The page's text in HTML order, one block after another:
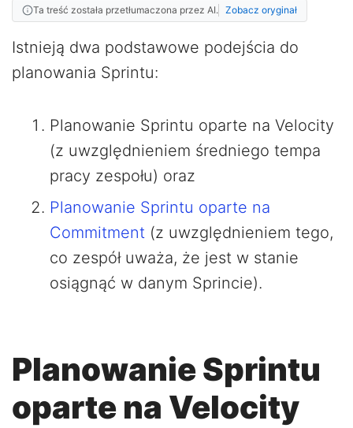
Ta treść została przetłumaczona przez AI. Zobacz oryginał
Istnieją dwa podstawowe podejścia do
planowania Sprintu:
Planowanie Sprintu oparte na Velocity
(z uwzględnieniem średniego tempa
pracy zespołu) oraz
Planowanie Sprintu oparte na
Commitment (z uwzględnieniem tego,
co zespół uważa, że jest w stanie
osiągnąć w danym Sprincie).
Planowanie Sprintu
oparte na Velocity